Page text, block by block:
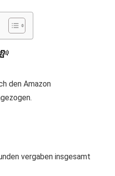
den Amazon
vergaben insgesamt